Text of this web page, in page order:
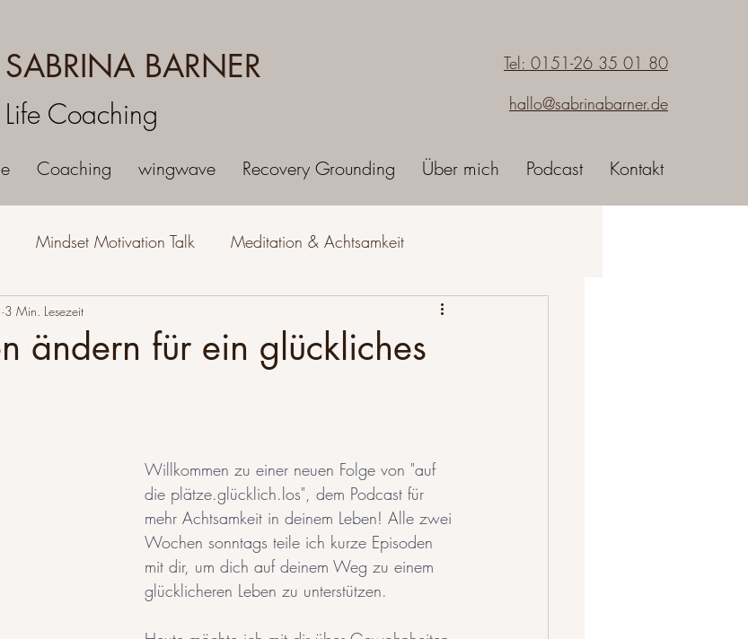
SABRINA BARNER
Life Coaching
Tel: 0151-26 35 01 80
hallo@sabrinabarner.de
Coaching wingwave Recovery Grounding Über mich Podcast Kontakt
Mindset Motivation Talk Meditation & Achtsamkeit
& Lebensweise
ändern für ein glückliches
3 Min. Lesezeit
Willkommen zu einer neuen Folge von "auf
die plätze.glücklich.los", dem Podcast für
mehr Achtsamkeit in deinem Leben! Alle zwei
Wochen sonntags teile ich kurze Episoden
mit dir, um dich auf deinem Weg zu einem
glücklicheren Leben zu unterstützen.